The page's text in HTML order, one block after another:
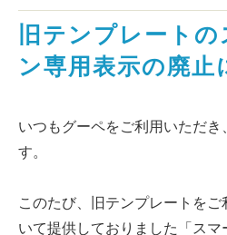
旧テンプレート
ン専用表示の廃止
いつもグーペをご利用いただき
す。
このたび、旧テンプレートを
いて提供しておりました「ス